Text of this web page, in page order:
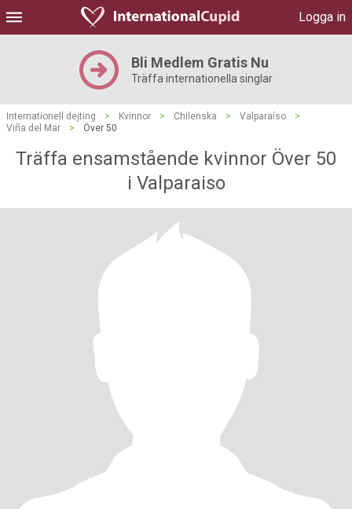
Logga in
Bli Medlem Gratis Nu
Träffa internationella singlar
Internationell dejting > Kvinnor > Chilenska > Valparaíso
>
Viña del Mar
> Över 50
Träffa ensamstående kvinnor Över 50
i Valparaiso